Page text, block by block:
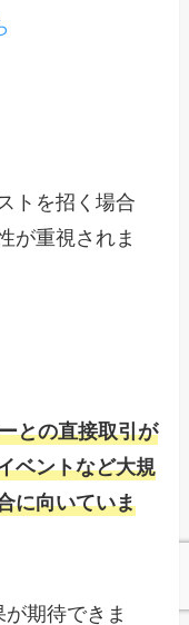
トを招く場合
が重視されま
との直接取引が
ベントなど大規
に向いていま
期待できま